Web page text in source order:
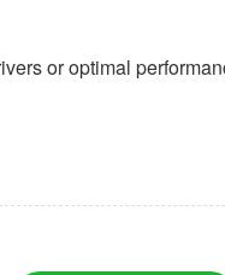
or optimal